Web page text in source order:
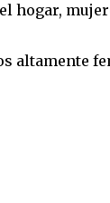
hogar,
altamente